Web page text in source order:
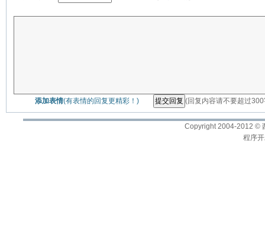
添加表情(有表情的回复更精彩！) (回复内容请不要超过
Copyright 2004-2012 ©
程序